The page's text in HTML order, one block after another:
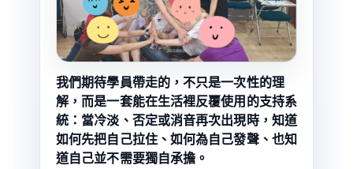
我們期待學員帶走的，不只是一次性的理
解，而是一套能在生活裡反覆使用的支持系
統：當冷淡、否定或消音再次出現時，知道
如何先把自己拉住、如何為自己發聲、也知
道自己並不需要獨自承擔。